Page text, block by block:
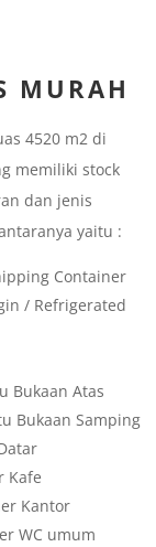
MURAH
4520 m2 di
memiliki stock
dan jenis
yaitu :
Container
/ Refrigerated
Bukaan Atas
Bukaan Samping
Kafe
Kantor
WC umum